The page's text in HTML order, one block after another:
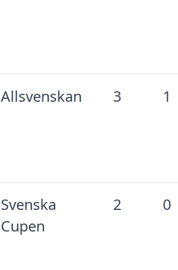
Allsvenskan 3 1
Svenska
Cupen
2 0